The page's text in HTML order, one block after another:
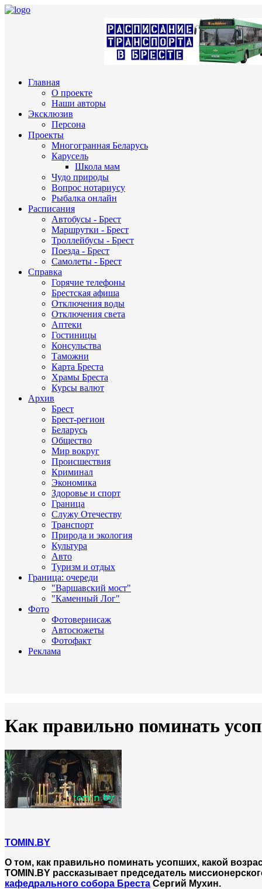
Главная
О проекте
Наши авторы
Эксклюзив
Персона
Проекты
Многогранная Беларусь
Карусель
Школа мам
Чудо природы
Вопрос нотариусу
Рыбалка онлайн
Расписания
Автобусы - Брест
Маршрутки - Брест
Троллейбусы - Брест
Поезда - Брест
Самолеты - Брест
Справка
Горячие телефоны
Брестская афиша
Отключения воды
Отключения света
Аптеки
Гостиницы
Консульства
Таможни
Карта Бреста
Храмы Бреста
Курсы валют
Архив
Брест
Брест-регион
Беларусь
Общество
Мир вокруг
Происшествия
Криминал
Экономика
Здоровье и спорт
Граница
Служу Отечеству
Транспорт
Природа и экология
Культура
Авто
Туризм и отдых
Граница: очереди
"Варшавский мост"
"Каменный Лог"
Фото
Фотовернисаж
Автосюжеты
Фотофакт
Реклама
Как правильно поминать
TOMIN.BY
О том, как правильно поминать усопших, какой
TOMIN.BY рассказывает председатель
кафедрального собора Бреста Сергий Мухин.